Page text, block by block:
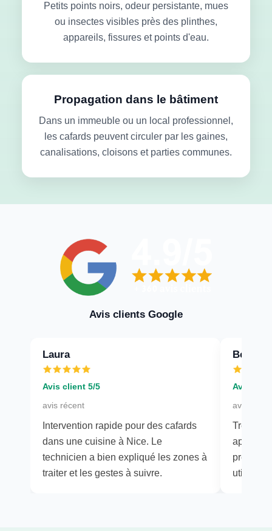
Petits points noirs, odeur persistante, mues
ou insectes visibles près des plinthes,
appareils, fissures et points d'eau.
Propagation dans le bâtiment
Dans un immeuble ou un local professionnel,
les cafards peuvent circuler par les gaines,
canalisations, cloisons et parties communes.
Avis clients Google
Laura
Avis client 5/5
avis récent
Intervention rapide pour des cafards
dans une cuisine à Nice. Le
technicien a bien expliqué les zones à
traiter et les gestes à suivre.
Avis
avis
Très
précis,
utiles